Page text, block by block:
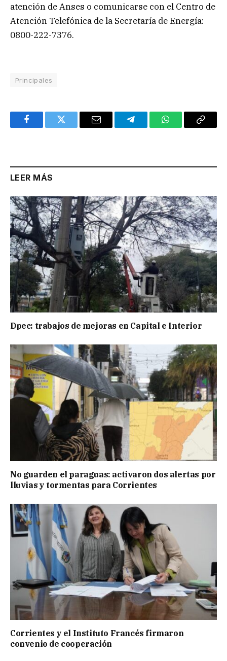
atención de Anses o comunicarse con el Centro de
Atención Telefónica de la Secretaría de Energía:
0800-222-7376.
Principales
FacebookTwitter Email TelegramWhatsAppCopy
LEER MÁS
Dpec: trabajos de mejoras en Capital e Interior
No guarden el paraguas: activaron dos alertas por
lluvias y tormentas para Corrientes
Corrientes y el Instituto Francés firmaron
convenio de cooperación